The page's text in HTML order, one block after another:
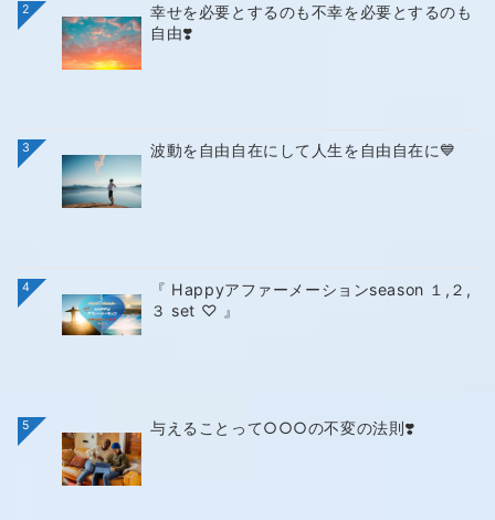
2
幸せを必要とするのも不幸を必要とするのも
自由❣️
3 波動を自由自在にして人生を自由自在に💙
4
『 Happyアファーメーションseason １,２,
３ set ♡ 』
5 与えることって○○○の不変の法則❣️